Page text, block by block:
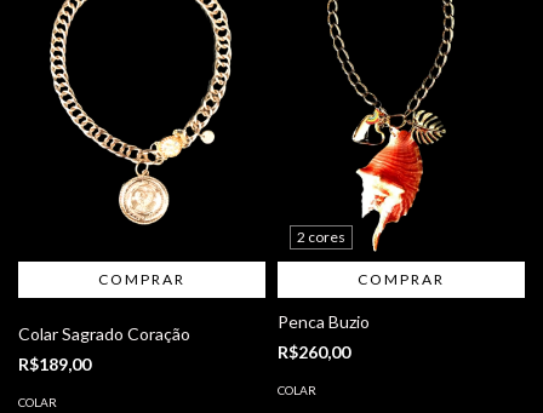
Colar Sagrado Coração
R$189,00
COLAR
2 cores
COMPRAR
Penca Buzio
R$260,00
COLAR